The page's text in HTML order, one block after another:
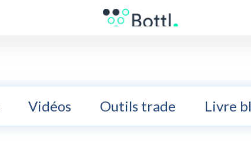
Vidéos Outils trade Livre